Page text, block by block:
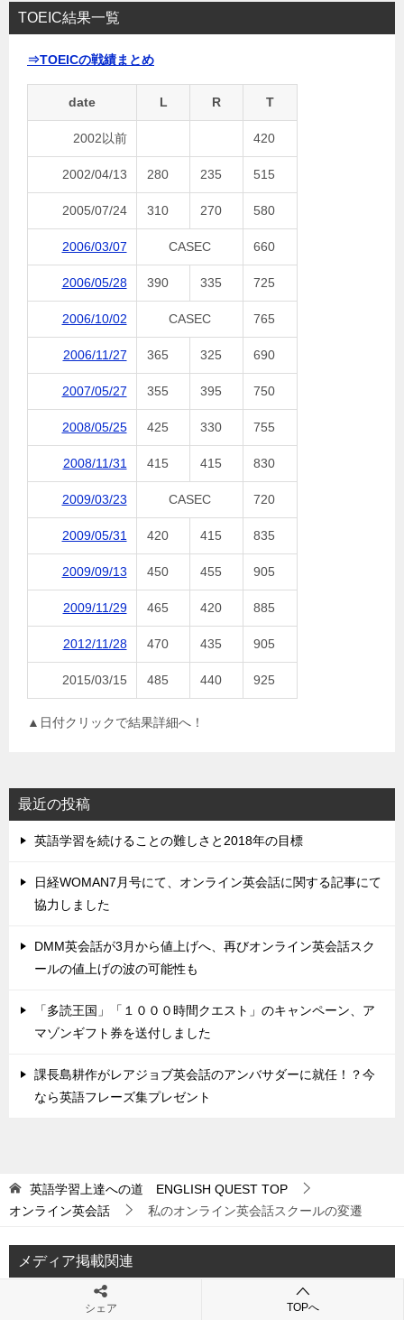
TOEIC結果一覧
⇒TOEICの戦績まとめ
date L R T
2002以前 420
2002/04/13 280 235 515
2005/07/24 310 270 580
2006/03/07 CASEC 660
2006/05/28 390 335 725
2006/10/02 CASEC 765
2006/11/27 365 325 690
2007/05/27 355 395 750
2008/05/25 425 330 755
2008/11/31 415 415 830
2009/03/23 CASEC 720
2009/05/31 420 415 835
2009/09/13 450 455 905
2009/11/29 465 420 885
2012/11/28 470 435 905
2015/03/15 485 440 925
▲日付クリックで結果詳細へ！
最近の投稿
英語学習を続けることの難しさと2018年の目標
日経WOMAN7月号にて、オンライン英会話に関する記事にて
協力しました
DMM英会話が3月から値上げへ、再びオンライン英会話スク
ールの値上げの波の可能性も
「多読王国」「１０００時間クエスト」のキャンペーン、ア
マゾンギフト券を送付しました
課長島耕作がレアジョブ英会話のアンバサダーに就任！？今
なら英語フレーズ集プレゼント
英語学習上達への道 ENGLISH QUEST TOP
オンライン英会話
私のオンライン英会話スクールの変遷
メディア掲載関連
英語教材完全ガイド 【英語教材辛口ランキング50】 (100%ム
シェア TOPへ